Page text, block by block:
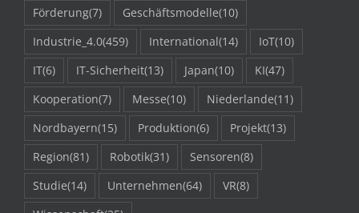
Förderung(7) Geschäftsmodelle(10)
Industrie_4.0(459) International(14) IoT(10)
IT(6) IT-Sicherheit(13) Japan(10) KI(47)
Kooperation(7) Messe(10) Niederlande(11)
Nordbayern(15) Produktion(6) Projekt(13)
Region(81) Robotik(31) Sensoren(8)
Studie(14) Unternehmen(64) VR(8)